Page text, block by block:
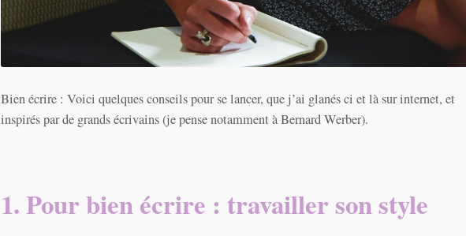
Bien écrire : Voici quelques conseils pour se lancer, que j’ai glanés ci et là sur internet, et
inspirés par de grands écrivains (je pense notamment à Bernard Werber).
1. Pour bien écrire : travailler son style